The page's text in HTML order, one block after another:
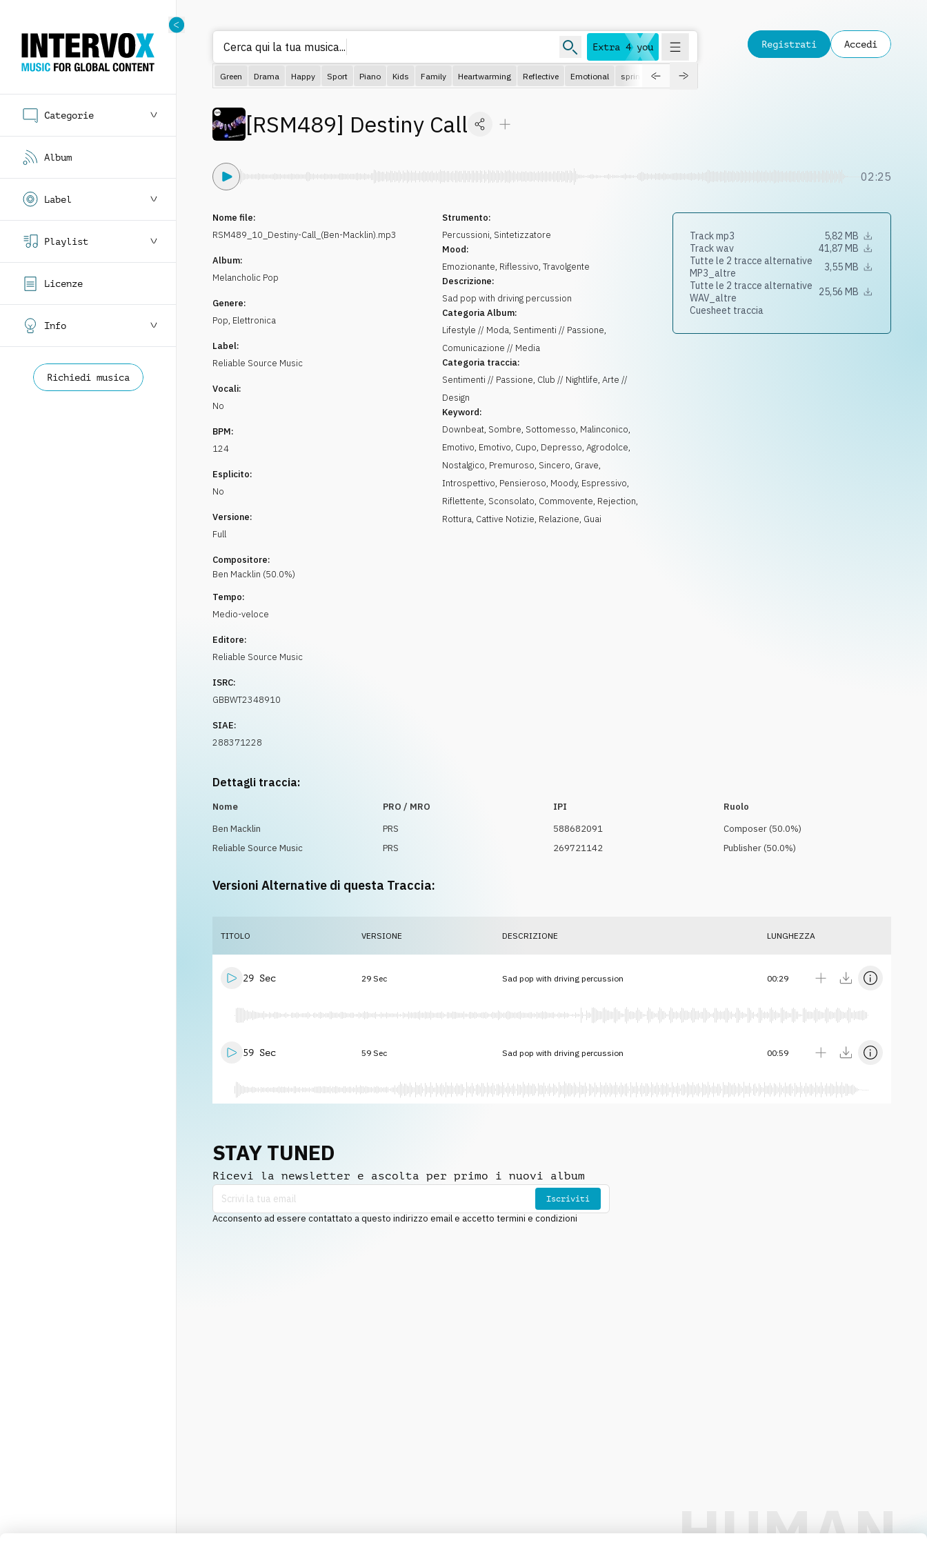
Categorie
Album
Label
Playlist
Licenze
Info
Richiedi musica
Extra 4 you
Cerca qui la tua musica...
Green Drama Happy Sport Piano Kids Family Heartwarming Reflective Emotional spring
Registrati Accedi
[RSM489] Destiny Call
02:25
Nome file:
RSM489_10_Destiny-Call_(Ben-Macklin).mp3
Album:
Melancholic Pop
Genere:
Pop, Elettronica
Label:
Reliable Source Music
Vocali:
No
BPM:
124
Esplicito:
No
Versione:
Full
Compositore:
Ben Macklin (50.0%)
Tempo:
Medio-veloce
Editore:
Reliable Source Music
ISRC:
GBBWT2348910
SIAE:
288371228
Strumento:
Percussioni, Sintetizzatore
Mood:
Emozionante, Riflessivo,Travolgente
Descrizione:
Sad pop with driving percussion
Categoria Album:
Lifestyle // Moda, Sentimenti // Passione,
Comunicazione // Media
Categoria traccia:
Sentimenti // Passione, Club // Nightlife, Arte //
Design
Keyword:
Downbeat, Sombre, Sottomesso, Malinconico,
Emotivo, Emotivo, Cupo, Depresso,Agrodolce,
Nostalgico, Premuroso, Sincero, Grave,
Introspettivo, Pensieroso, Moody, Espressivo,
Riflettente, Sconsolato, Commovente, Rejection,
Rottura, Cattive Notizie, Relazione, Guai
Track mp3
5,82 MB
Track wav
41,87 MB
Tutte le 2 tracce alternative
MP3_altre
3,55 MB
Tutte le 2 tracce alternative
WAV_altre
25,56 MB
Cuesheet traccia
Dettagli traccia:
Nome PRO / MRO IPI
Ruolo
Ben Macklin
PRS 588682091 Composer(50.0%)
Reliable Source Music
PRS 269721142 Publisher(50.0%)
Versioni Alternative di questa Traccia:
TITOLO VERSIONE DESCRIZIONE LUNGHEZZA
29 Sec 29 Sec Sad pop with driving percussion 00:29
59 Sec 59 Sec Sad pop with driving percussion 00:59
STAY TUNED
Ricevi la newsletter e ascolta per primo i nuovi album
Iscriviti
Acconsento ad essere contattato a questo indirizzo email e accetto termini e condizioni